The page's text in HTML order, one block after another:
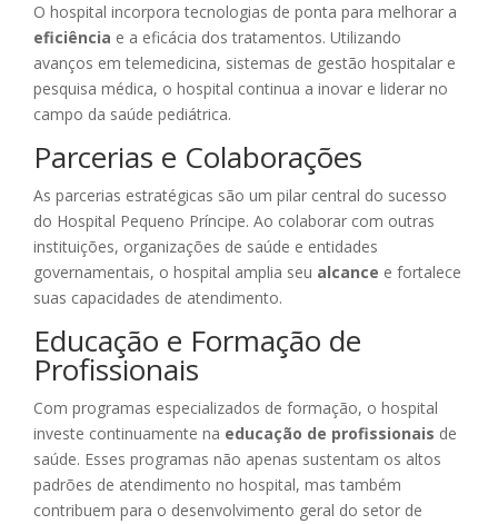
O hospital incorpora tecnologias de ponta para melhorar a
eficiência e a eficácia dos tratamentos. Utilizando
avanços em telemedicina, sistemas de gestão hospitalar e
pesquisa médica, o hospital continua a inovar e liderar no
campo da saúde pediátrica.
Parcerias e Colaborações
As parcerias estratégicas são um pilar central do sucesso
do Hospital Pequeno Príncipe. Ao colaborar com outras
instituições, organizações de saúde e entidades
governamentais, o hospital amplia seu alcance e fortalece
suas capacidades de atendimento.
Educação e Formação de
Profissionais
Com programas especializados de formação, o hospital
investe continuamente na educação de profissionais de
saúde. Esses programas não apenas sustentam os altos
padrões de atendimento no hospital, mas também
contribuem para o desenvolvimento geral do setor de